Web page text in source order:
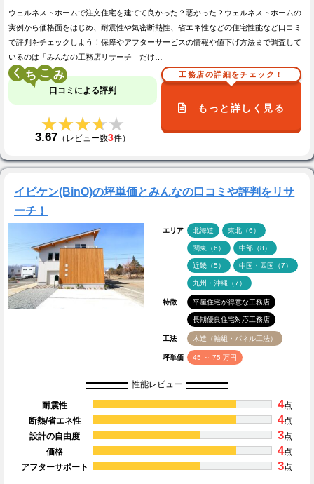
ウェルネストホームで注文住宅を建てて良かった？悪かった？ウェルネストホームの
実例から価格面をはじめ、耐震性や気密断熱性、省エネ性などの住宅性能など口コミ
で評判をチェックしよう！保障やアフターサービスの情報や値下げ方法まで調査して
いるのは「みんなの工務店リサーチ」だけ…
く こ
口コミによる評判
★★★★★
★★★★★
3.67 （レビュー数3件）
工務店の詳細をチェック！
もっと詳しく見る
イビケン(BinO)の坪単価とみんなの口コミや評判をリサ
ーチ！
エリア 北海道 東北（6）
関東（6） 中部（8）
近畿（5） 中国・四国（7）
九州・沖縄（7）
特徴 平屋住宅が得意な工務店
長期優良住宅対応工務店
工法 木造（軸組・パネル工法）
坪単価 45 ～ 75 万円
性能レビュー
耐震性 4点
断熱/省エネ性
4点
設計の自由度
3点
価格
4点
アフターサポート
3点